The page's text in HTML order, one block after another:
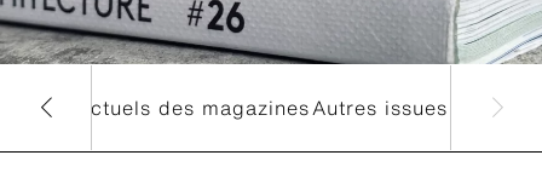
Sujets actuels des magazinesAutres issues